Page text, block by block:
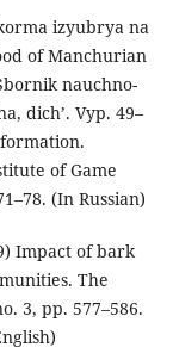
izyubrya na
of Manchurian
nauchno-
dich’. Vyp. 49–
of Game
(In Russian)
Impact of bark
The
3, pp. 577–586.